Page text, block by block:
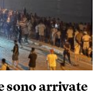
sono arrivate